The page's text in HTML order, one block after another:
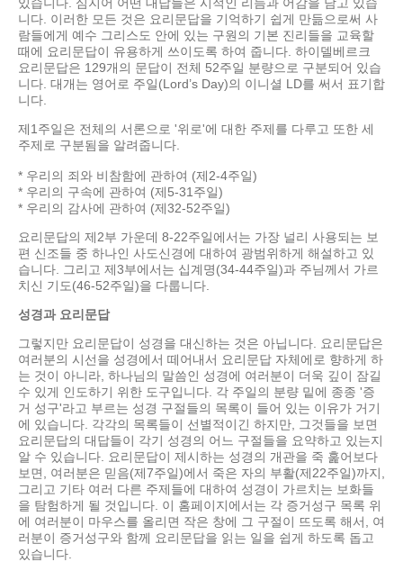
니다. 이러한 모든 것은 요리문답을 기억하기 쉽게 만듦으로써 사
람들에게 예수 그리스도 안에 있는 구원의 기본 진리들을 교육할
때에 요리문답이 유용하게 쓰이도록 하여 줍니다. 하이델베르크
요리문답은 129개의 문답이 전체 52주일 분량으로 구분되어 있습
니다. 대개는 영어로 주일(Lord’s Day)의 이니셜 LD를 써서 표기합
니다.
제1주일은 전체의 서론으로 '위로'에 대한 주제를 다루고 또한 세
주제로 구분됨을 알려줍니다.
* 우리의 죄와 비참함에 관하여 (제2-4주일)
* 우리의 구속에 관하여 (제5-31주일)
* 우리의 감사에 관하여 (제32-52주일)
요리문답의 제2부 가운데 8-22주일에서는 가장 널리 사용되는 보
편 신조들 중 하나인 사도신경에 대하여 광범위하게 해설하고 있
습니다. 그리고 제3부에서는 십계명(34-44주일)과 주님께서 가르
치신 기도(46-52주일)을 다룹니다.
성경과 요리문답
그렇지만 요리문답이 성경을 대신하는 것은 아닙니다. 요리문답은
여러분의 시선을 성경에서 떼어내서 요리문답 자체에로 향하게 하
는 것이 아니라, 하나님의 말씀인 성경에 여러분이 더욱 깊이 잠길
수 있게 인도하기 위한 도구입니다. 각 주일의 분량 밑에 종종 '증
거 성구'라고 부르는 성경 구절들의 목록이 들어 있는 이유가 거기
에 있습니다. 각각의 목록들이 선별적이긴 하지만, 그것들을 보면
요리문답의 대답들이 각기 성경의 어느 구절들을 요약하고 있는지
알 수 있습니다. 요리문답이 제시하는 성경의 개관을 죽 훑어보다
보면, 여러분은 믿음(제7주일)에서 죽은 자의 부활(제22주일)까지,
그리고 기타 여러 다른 주제들에 대하여 성경이 가르치는 보화들
을 탐험하게 될 것입니다. 이 홈페이지에서는 각 증거성구 목록 위
에 여러분이 마우스를 올리면 작은 창에 그 구절이 뜨도록 해서, 여
러분이 증거성구와 함께 요리문답을 읽는 일을 쉽게 하도록 돕고
있습니다.